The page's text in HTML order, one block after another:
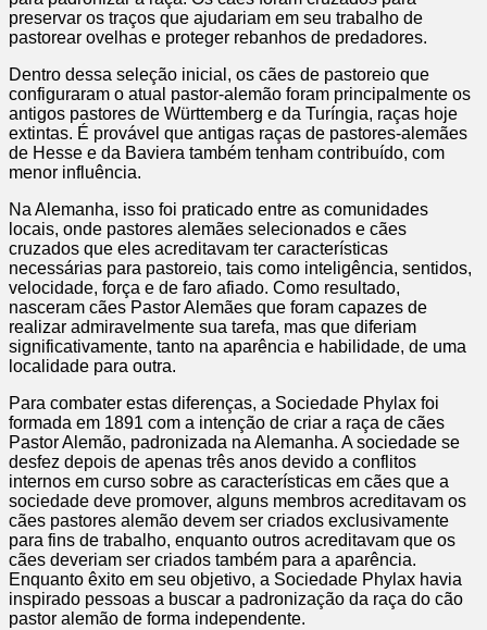
preservar os traços que ajudariam em seu trabalho de
pastorear ovelhas e proteger rebanhos de predadores.
Dentro dessa seleção inicial, os cães de pastoreio que
configuraram o atual pastor-alemão foram principalmente os
antigos pastores de Württemberg e da Turíngia, raças hoje
extintas. É provável que antigas raças de pastores-alemães
de Hesse e da Baviera também tenham contribuído, com
menor influência.
Na Alemanha, isso foi praticado entre as comunidades
locais, onde pastores alemães selecionados e cães
cruzados que eles acreditavam ter características
necessárias para pastoreio, tais como inteligência, sentidos,
velocidade, força e de faro afiado. Como resultado,
nasceram cães Pastor Alemães que foram capazes de
realizar admiravelmente sua tarefa, mas que diferiam
significativamente, tanto na aparência e habilidade, de uma
localidade para outra.
Para combater estas diferenças, a Sociedade Phylax foi
formada em 1891 com a intenção de criar a raça de cães
Pastor Alemão, padronizada na Alemanha. A sociedade se
desfez depois de apenas três anos devido a conflitos
internos em curso sobre as características em cães que a
sociedade deve promover, alguns membros acreditavam os
cães pastores alemão devem ser criados exclusivamente
para fins de trabalho, enquanto outros acreditavam que os
cães deveriam ser criados também para a aparência.
Enquanto êxito em seu objetivo, a Sociedade Phylax havia
inspirado pessoas a buscar a padronização da raça do cão
pastor alemão de forma independente.